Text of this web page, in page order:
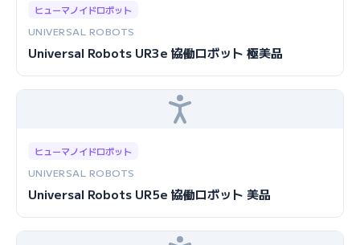
ヒューマノイドロボット
UNIVERSAL ROBOTS
Universal Robots UR3e 協働ロボット 極美品
ヒューマノイドロボット
UNIVERSAL ROBOTS
Universal Robots UR5e 協働ロボット 美品